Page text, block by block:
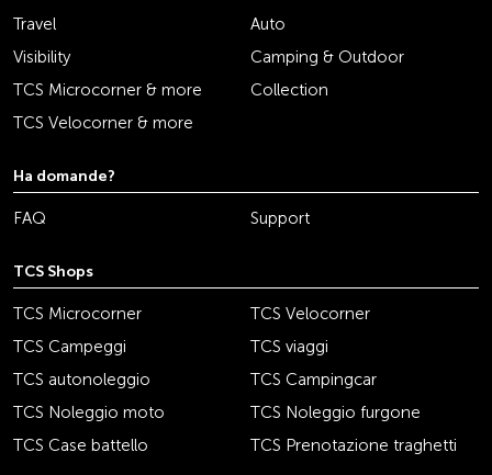
Travel
Auto
Visibility
Camping & Outdoor
TCS Microcorner & more
Collection
TCS Velocorner & more
Ha domande?
FAQ Support
TCS Shops
TCS Microcorner
TCS Velocorner
TCS Campeggi
TCS viaggi
TCS autonoleggio
TCS Campingcar
TCS Noleggio moto
TCS Noleggio furgone
TCS Case battello
TCS Prenotazione traghetti